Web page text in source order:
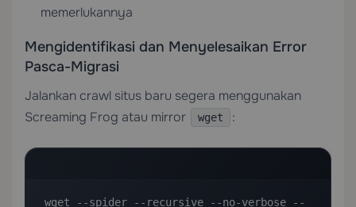
memerlukannya
Mengidentifikasi dan Menyelesaikan Error
Pasca-Migrasi
Jalankan crawl situs baru segera menggunakan
Screaming Frog atau mirror
wget :
wget --spider --recursive --no-verbose --